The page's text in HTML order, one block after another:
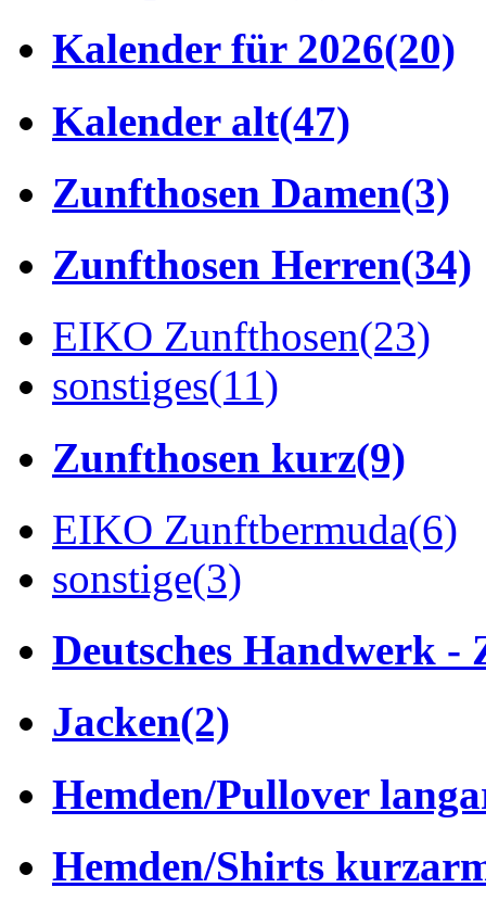
Kalender für 2026(20)
Kalender alt(47)
Zunfthosen Damen(3)
Zunfthosen Herren(34)
EIKO Zunfthosen(23)
sonstiges(11)
Zunfthosen kurz(9)
EIKO Zunftbermuda(6)
sonstige(3)
Deutsches Handwerk -
Jacken(2)
Hemden/Pullover
Hemden/Shirts